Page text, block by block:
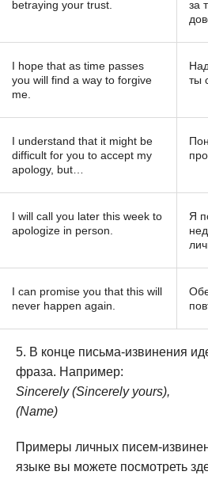
betraying your trust.
за
I hope that as time passes
you will find a way to forgive
me.
ты
I understand that it might be
difficult for you to accept my
apology, but…
I will call you later this week to
apologize in person.
Я
I can promise you that this will
never happen again.
В конце письма-извинения
фраза. Например:
Sincerely (Sincerely yours),
(Name)
Примеры личных писем-
языке вы можете посмотреть